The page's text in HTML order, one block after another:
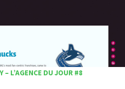
– L’AGENCE DU JOUR #8